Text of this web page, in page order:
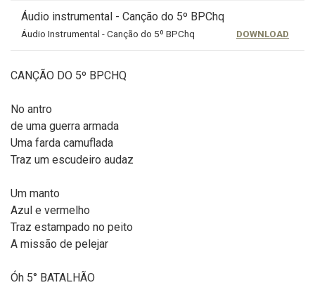
Áudio instrumental - Canção do 5º BPChq
Áudio Instrumental - Canção do 5º BPChq DOWNLOAD
CANÇÃO DO 5º BPCHQ
No antro
de uma guerra armada
Uma farda camuflada
Traz um escudeiro audaz
Um manto
Azul e vermelho
Traz estampado no peito
A missão de pelejar
Óh 5° BATALHÃO